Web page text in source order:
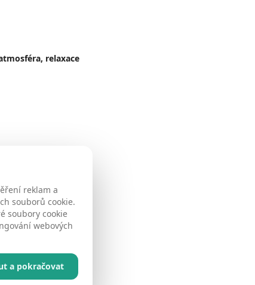
relaxace
reklam a
souborů cookie.
soubory cookie
webových
a pokračovat